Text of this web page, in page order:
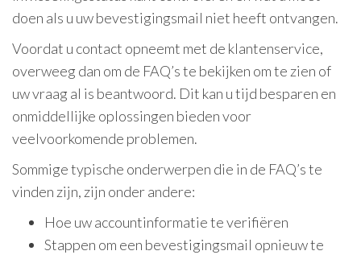
doen als u uw bevestigingsmail niet heeft ontvangen.
Voordat u contact opneemt met de klantenservice,
overweeg dan om de FAQ’s te bekijken om te zien of
uw vraag al is beantwoord. Dit kan u tijd besparen en
onmiddellijke oplossingen bieden voor
veelvoorkomende problemen.
Sommige typische onderwerpen die in de FAQ’s te
vinden zijn, zijn onder andere:
Hoe uw accountinformatie te verifiëren
Stappen om een bevestigingsmail opnieuw te